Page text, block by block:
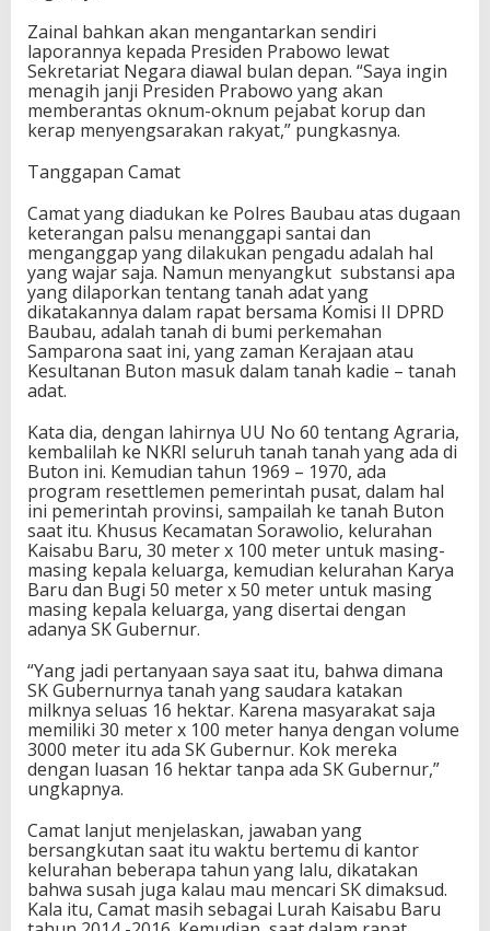
Zainal bahkan akan mengantarkan sendiri
laporannya kepada Presiden Prabowo lewat
Sekretariat Negara diawal bulan depan. “Saya ingin
menagih janji Presiden Prabowo yang akan
memberantas oknum-oknum pejabat korup dan
kerap menyengsarakan rakyat,” pungkasnya.
Tanggapan Camat
Camat yang diadukan ke Polres Baubau atas dugaan
keterangan palsu menanggapi santai dan
menganggap yang dilakukan pengadu adalah hal
yang wajar saja. Namun menyangkut substansi apa
yang dilaporkan tentang tanah adat yang
dikatakannya dalam rapat bersama Komisi II DPRD
Baubau, adalah tanah di bumi perkemahan
Samparona saat ini, yang zaman Kerajaan atau
Kesultanan Buton masuk dalam tanah kadie – tanah
adat.
Kata dia, dengan lahirnya UU No 60 tentang Agraria,
kembalilah ke NKRI seluruh tanah tanah yang ada di
Buton ini. Kemudian tahun 1969 – 1970, ada
program resettlemen pemerintah pusat, dalam hal
ini pemerintah provinsi, sampailah ke tanah Buton
saat itu. Khusus Kecamatan Sorawolio, kelurahan
Kaisabu Baru, 30 meter x 100 meter untuk masing-
masing kepala keluarga, kemudian kelurahan Karya
Baru dan Bugi 50 meter x 50 meter untuk masing
masing kepala keluarga, yang disertai dengan
adanya SK Gubernur.
“Yang jadi pertanyaan saya saat itu, bahwa dimana
SK Gubernurnya tanah yang saudara katakan
milknya seluas 16 hektar. Karena masyarakat saja
memiliki 30 meter x 100 meter hanya dengan volume
3000 meter itu ada SK Gubernur. Kok mereka
dengan luasan 16 hektar tanpa ada SK Gubernur,”
ungkapnya.
Camat lanjut menjelaskan, jawaban yang
bersangkutan saat itu waktu bertemu di kantor
kelurahan beberapa tahun yang lalu, dikatakan
bahwa susah juga kalau mau mencari SK dimaksud.
Kala itu, Camat masih sebagai Lurah Kaisabu Baru